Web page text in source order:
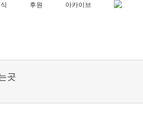
후원 아카이브
곳